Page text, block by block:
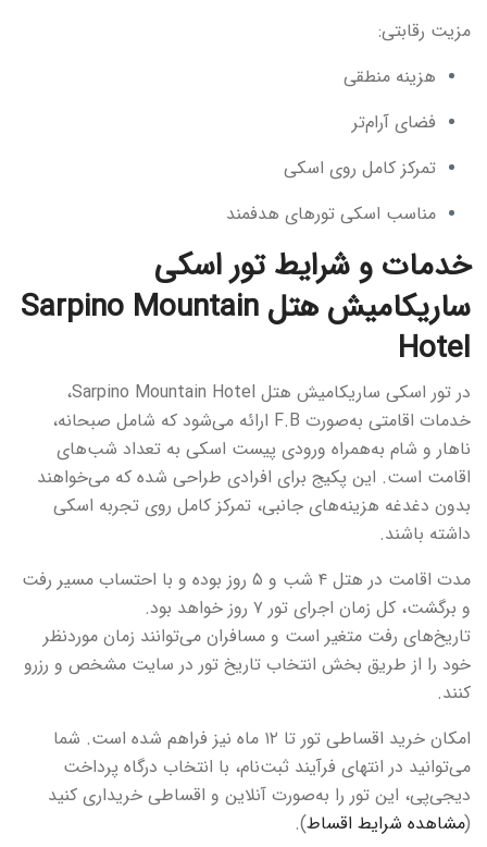
مزیت رقابتی:
هزینه منطقی
فضای آرام‌تر
تمرکز کامل روی اسکی
مناسب اسکی تورهای هدفمند
خدمات و شرایط تور اسکی
ساریکامیش هتل Sarpino Mountain
Hotel
در تور اسکی ساریکامیش هتل Sarpino Mountain Hotel،
خدمات اقامتی به‌صورت F.B ارائه می‌شود که شامل صبحانه،
ناهار و شام به‌همراه ورودی پیست اسکی به تعداد شب‌های
اقامت است. این پکیج برای افرادی طراحی شده که می‌خواهند
بدون دغدغه هزینه‌های جانبی، تمرکز کامل روی تجربه اسکی
داشته باشند.
مدت اقامت در هتل ۴ شب و ۵ روز بوده و با احتساب مسیر رفت
و برگشت، کل زمان اجرای تور ۷ روز خواهد بود.
تاریخ‌های رفت متغیر است و مسافران می‌توانند زمان موردنظر
خود را از طریق بخش انتخاب تاریخ تور در سایت مشخص و رزرو
کنند.
امکان خرید اقساطی تور تا ۱۲ ماه نیز فراهم شده است. شما
می‌توانید در انتهای فرآیند ثبت‌نام، با انتخاب درگاه پرداخت
دیجی‌پی، این تور را به‌صورت آنلاین و اقساطی خریداری کنید
(مشاهده شرایط اقساط).